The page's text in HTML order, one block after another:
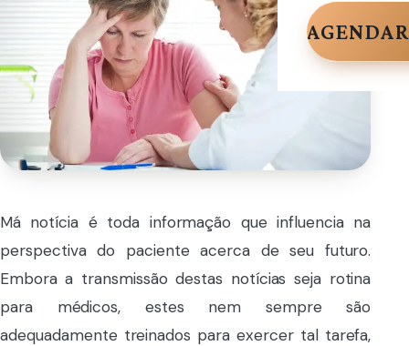
Má notícia é toda informação que influencia na
perspectiva do paciente acerca de seu futuro.
Embora a transmissão destas notícias seja rotina
para médicos, estes nem sempre são
adequadamente treinados para exercer tal tarefa,